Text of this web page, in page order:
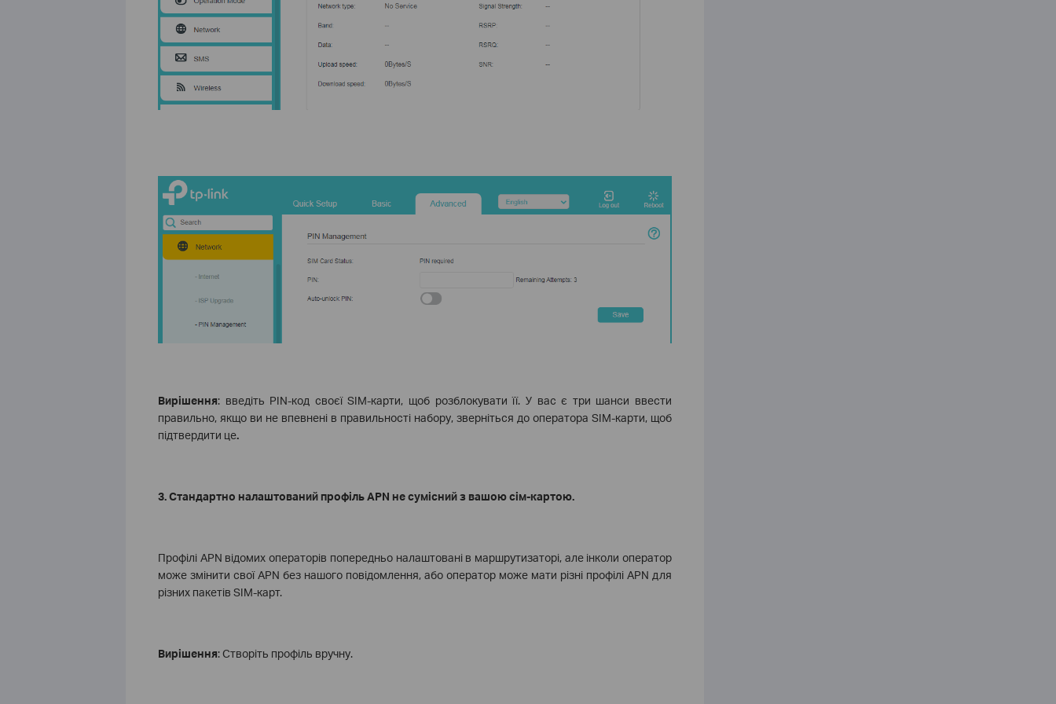
Вирішення: введіть PIN-код своєї SIM-карти, щоб розблокувати її. У вас є три шанси ввести
правильно, якщо ви не впевнені в правильності набору, зверніться до оператора SIM-карти, щоб
підтвердити це.
3. Стандартно налаштований профільAPN не сумісний з вашою сім-картою.
Профілі APN відомих операторів попередньо налаштовані в маршрутизаторі, але інколи оператор
може змінити свої APN без нашого повідомлення, або оператор може мати різні профілі APN для
різних пакетів SIM-карт.
Вирішення:Створіть профіль вручну.